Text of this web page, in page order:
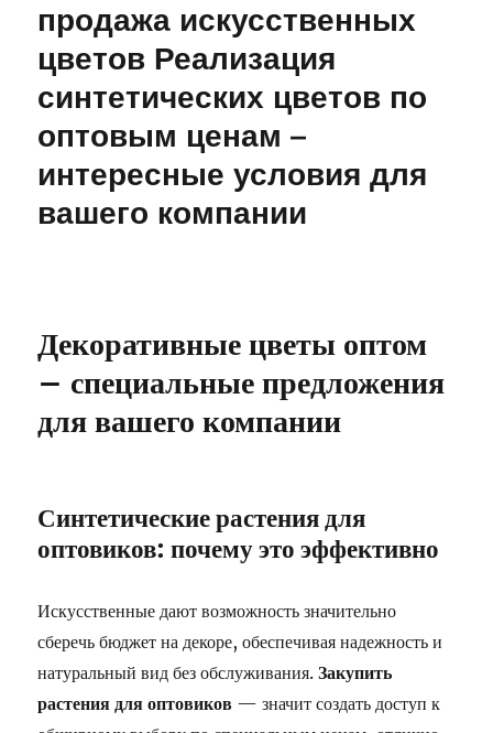
продажа искусственных
цветов Реализация
синтетических цветов по
оптовым ценам –
интересные условия для
вашего компании
Декоративные цветы оптом
– специальные предложения
для вашего компании
Синтетические растения для
оптовиков: почему это эффективно
Искусственные дают возможность значительно
сберечь бюджет на декоре, обеспечивая надежность и
натуральный вид без обслуживания.Закупить
растения для оптовиков — значит создать доступ к